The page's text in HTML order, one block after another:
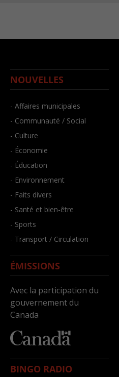
NOUVELLES
- Affaires municipales
- Communauté / Social
- Culture
- Économie
- Éducation
- Environnement
- Faits divers
- Santé et bien-être
- Sports
- Transport / Circulation
ÉMISSIONS
Avec la participation du
gouvernement du
Canada
BINGO RADIO